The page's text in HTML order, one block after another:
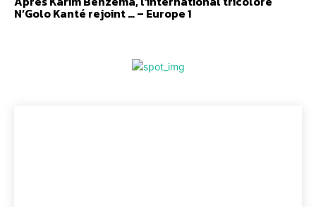
N’Golo Kanté rejoint … – Europe 1